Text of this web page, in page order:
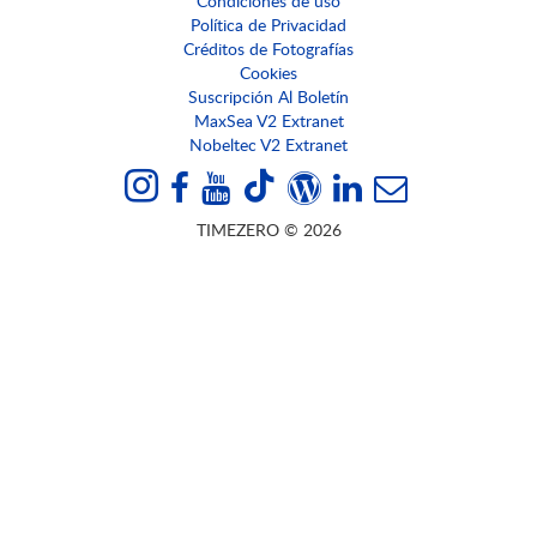
Política de Privacidad
Créditos de Fotografías
Cookies
Suscripción Al Boletín
MaxSea V2 Extranet
Nobeltec V2 Extranet
TIMEZERO © 2026